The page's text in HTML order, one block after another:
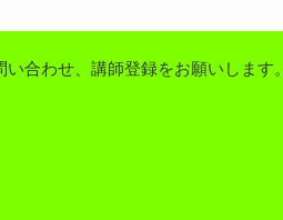
合わせ、講師登録をお願いします。